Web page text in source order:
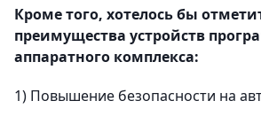
Кроме того, хотелось бы
преимущества устройств
аппаратного комплекса:
1) Повышение безопасности на